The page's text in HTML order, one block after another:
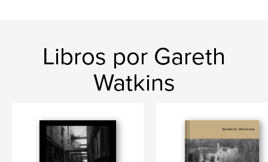
Libros por Gareth
Watkins